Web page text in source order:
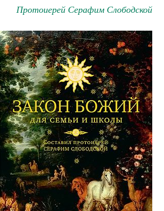
Протоиерей Серафим Слободской